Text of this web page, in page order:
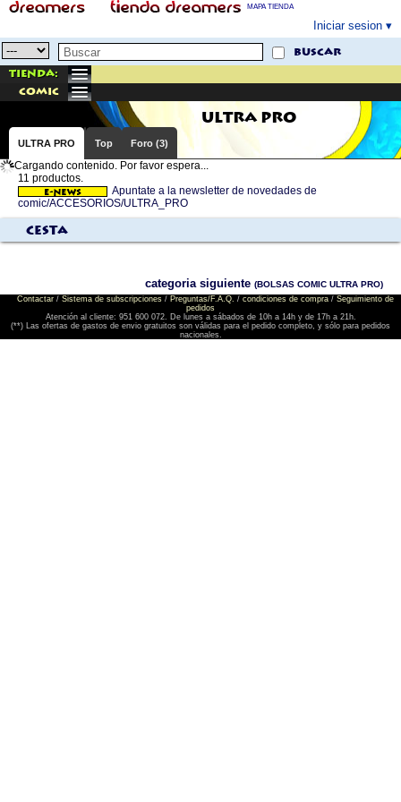
MAPA TIENDA
Iniciar sesion
buscar
Tienda:
comic
ULTRA PRO
ULTRA PRO Top Foro (3)
Cargando contenido. Por favor espera...
11 productos.
Apuntate a la newsletter de novedades de
comic/ACCESORIOS/ULTRA_PRO
Cesta
categoria siguiente (BOLSAS COMIC ULTRA PRO)
Contactar/ Sistema de subscripciones/ Preguntas/F.A.Q. / condiciones de compra/ Seguimiento de
pedidos
Atención al cliente: 951 600 072. De lunes a sábados de 10h a 14h y de 17h a 21h.
(**) Las ofertas de gastos de envio gratuitos son válidas para el pedido completo, y sólo para pedidos
nacionales.